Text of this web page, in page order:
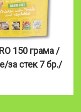
150 грама /
за стек 7 бр./